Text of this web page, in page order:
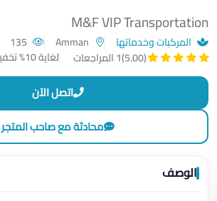
M&F VIP Transportation
المركبات وخدماتها
(5.00)
1 المراجعات لغاية 10% تخفيض
اتصل الآن
محادثة مع صاحب المتجر
الوصف